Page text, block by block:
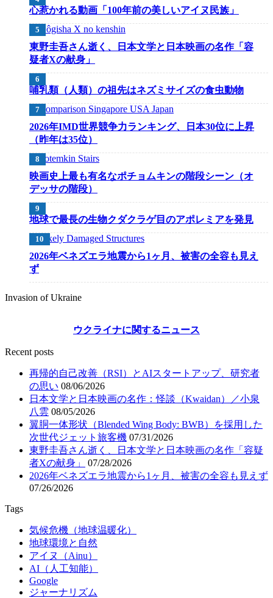
心惹かれる動画「100年前の美しいアイヌ民族」
東野圭吾さん逝く、日本文学と日本映画の名作「容
疑者Xの献身」
哺乳類（人類）の祖先はネズミサイズの食虫動物
2026年IMD世界競争力ランキング、日本30位に上昇
（昨年は35位）
映画史上最も有名なポチョムキンの階段シーン（オ
デッサの階段）
地球で最長の生物クダクラゲ目のアポレミアを発見
2026年ベネズエラ地震から1ヶ月、被害の全容も見え
ず
Invasion of Ukraine
ウクライナに関するニュース
Recent posts
再帰的自己改善（RSI）とAIスタートアップ、研究者
の思い 08/06/2026
日本文学と日本映画の名作：怪談（Kwaidan）／小泉
八雲 08/05/2026
翼胴一体形状（Blended Wing Body: BWB）を採用した
次世代ジェット旅客機 07/31/2026
東野圭吾さん逝く、日本文学と日本映画の名作「容疑
者Xの献身」
07/28/2026
2026年ベネズエラ地震から1ヶ月、被害の全容も見えず
07/26/2026
Tags
気候危機（地球温暖化）
地球環境と自然
アイヌ（Ainu）
AI（人工知能）
Google
ジャーナリズム